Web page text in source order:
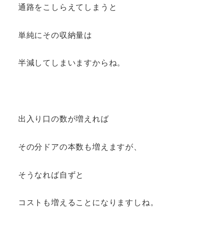
通路をこしらえてしまうと
単純にその収納量は
半減してしまいますからね。
出入り口の数が増えれば
その分ドアの本数も増えますが、
そうなれば自ずと
コストも増えることになりますしね。